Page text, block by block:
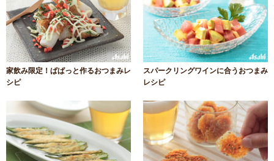
家飲み限定！ぱぱっと作るおつまみレ
シピ
スパークリングワインに合うおつまみ
レシピ